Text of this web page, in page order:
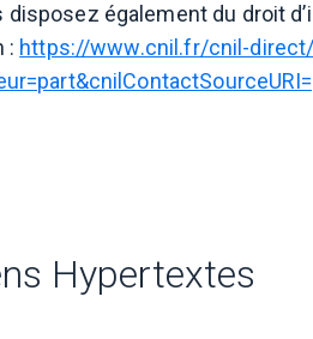
disposez également du droit
: https://www.cnil.fr/cnil-
Hypertextes